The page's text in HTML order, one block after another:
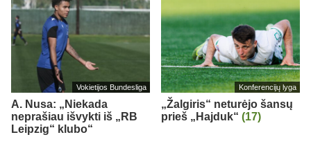
Vokietijos Bundesliga
A. Nusa: „Niekada
neprašiau išvykti iš „RB
Leipzig“ klubo“
Konferencijų lyga
„Žalgiris“ neturėjo šansų
prieš „Hajduk“ (17)